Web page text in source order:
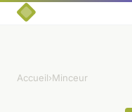
Accueil›Minceur